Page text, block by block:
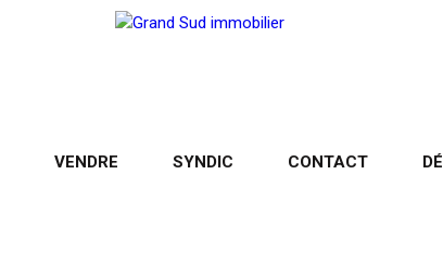
VENDRE SYNDIC CONTACT